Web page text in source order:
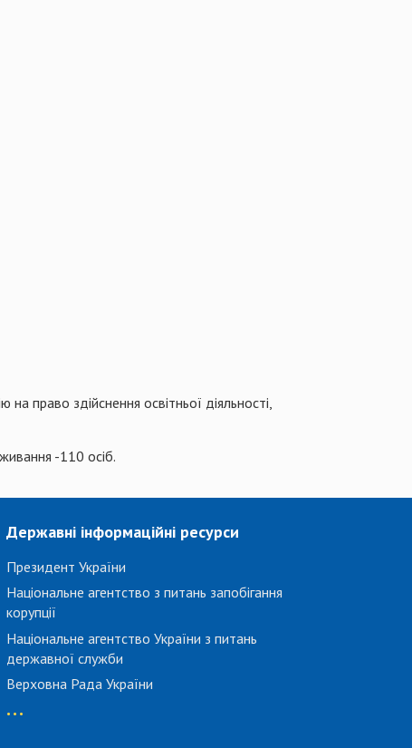
право здійснення освітньої діяльності,
-110 осіб.
Державні інформаційні ресурси
Президент України
Національне агентство з питань запобігання
корупції
Національне агентство України з питань
державної служби
Верховна Рада України
...